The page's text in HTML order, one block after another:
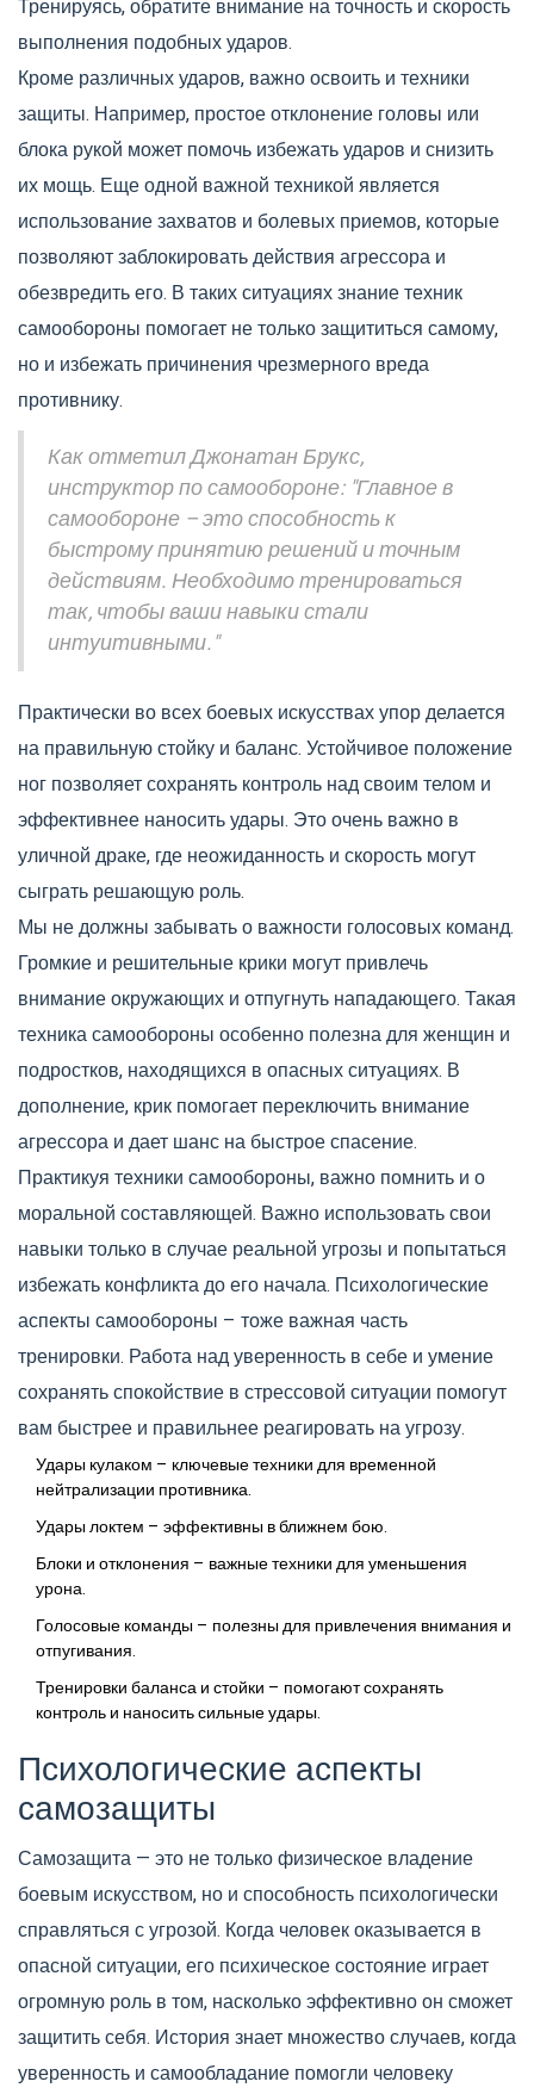
Тренируясь, обратите внимание на точность и скорость
выполнения подобных ударов.
Кроме различных ударов, важно освоить и техники
защиты. Например, простое отклонение головы или
блока рукой может помочь избежать ударов и снизить
их мощь. Еще одной важной техникой является
использование захватов и болевых приемов, которые
позволяют заблокировать действия агрессора и
обезвредить его. В таких ситуациях знание техник
самообороны помогает не только защититься самому,
но и избежать причинения чрезмерного вреда
противнику.
Как отметил Джонатан Брукс,
инструктор по самообороне: "Главное в
самообороне – это способность к
быстрому принятию решений и точным
действиям. Необходимо тренироваться
так, чтобы ваши навыки стали
интуитивными."
Практически во всех боевых искусствах упор делается
на правильную стойку и баланс. Устойчивое положение
ног позволяет сохранять контроль над своим телом и
эффективнее наносить удары. Это очень важно в
уличной драке, где неожиданность и скорость могут
сыграть решающую роль.
Мы не должны забывать о важности голосовых команд.
Громкие и решительные крики могут привлечь
внимание окружающих и отпугнуть нападающего. Такая
техника самообороны особенно полезна для женщин и
подростков, находящихся в опасных ситуациях. В
дополнение, крик помогает переключить внимание
агрессора и дает шанс на быстрое спасение.
Практикуя техники самообороны, важно помнить и о
моральной составляющей. Важно использовать свои
навыки только в случае реальной угрозы и попытаться
избежать конфликта до его начала. Психологические
аспекты самообороны – тоже важная часть
тренировки. Работа над уверенность в себе и умение
сохранять спокойствие в стрессовой ситуации помогут
вам быстрее и правильнее реагировать на угрозу.
Удары кулаком – ключевые техники для временной
нейтрализации противника.
Удары локтем – эффективны в ближнем бою.
Блоки и отклонения – важные техники для уменьшения
урона.
Голосовые команды – полезны для привлечения внимания и
отпугивания.
Тренировки баланса и стойки – помогают сохранять
контроль и наносить сильные удары.
Психологические аспекты
самозащиты
Самозащита — это не только физическое владение
боевым искусством, но и способность психологически
справляться с угрозой. Когда человек оказывается в
опасной ситуации, его психическое состояние играет
огромную роль в том, насколько эффективно он сможет
защитить себя. История знает множество случаев, когда
уверенность и самообладание помогли человеку